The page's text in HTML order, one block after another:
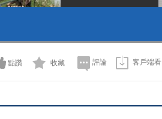
2015-08-07 00:09:57
[致富经]藏在树林里的财
點讚 收藏 評論 客戶端看